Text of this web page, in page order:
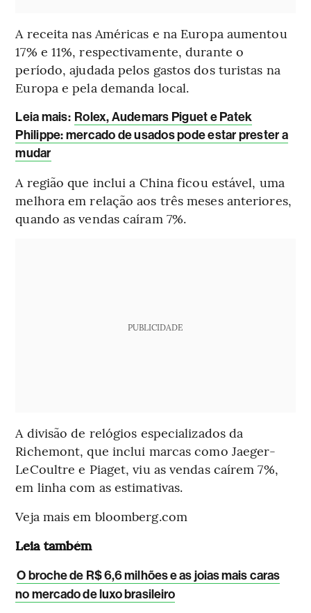
A receita nas Américas e na Europa aumentou
17% e 11%, respectivamente, durante o
período, ajudada pelos gastos dos turistas na
Europa e pela demanda local.
Leia mais: Rolex, Audemars Piguet e Patek
Philippe: mercado de usados pode estar prester a
mudar
A região que inclui a China ficou estável, uma
melhora em relação aos três meses anteriores,
quando as vendas caíram 7%.
PUBLICIDADE
A divisão de relógios especializados da
Richemont, que inclui marcas como Jaeger-
LeCoultre e Piaget, viu as vendas caírem 7%,
em linha com as estimativas.
Veja mais em bloomberg.com
Leia também
O broche de R$ 6,6 milhões e as joias mais caras
no mercado de luxo brasileiro